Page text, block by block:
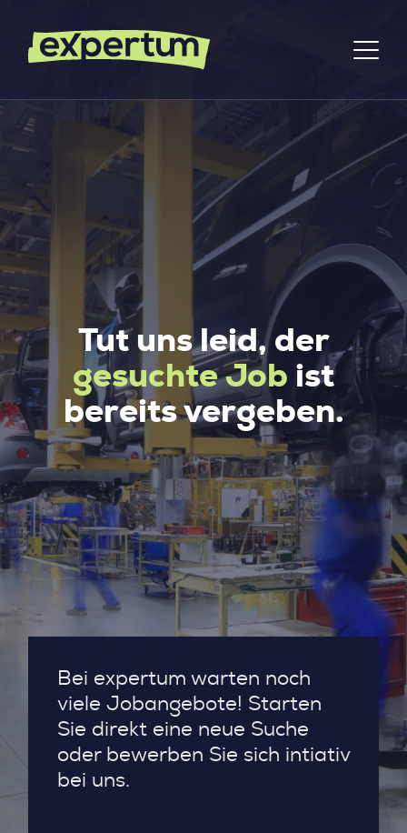
Tut uns leid, der
gesuchte Job ist
bereits vergeben.
Bei expertum warten noch
viele Jobangebote! Starten
Sie direkt eine neue Suche
oder bewerben Sie sich intiativ
bei uns.